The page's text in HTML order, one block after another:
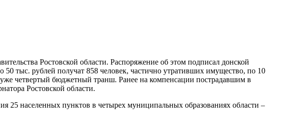
Ростовской области. Распоряжение об этом подписал донской
тыс. рублей получат 858 человек, частично утративших имущество, по 10
четвертый бюджетный транш. Ранее на компенсации пострадавшим в
Ростовской области.
25 населенных пунктов в четырех муниципальных образованиях области –